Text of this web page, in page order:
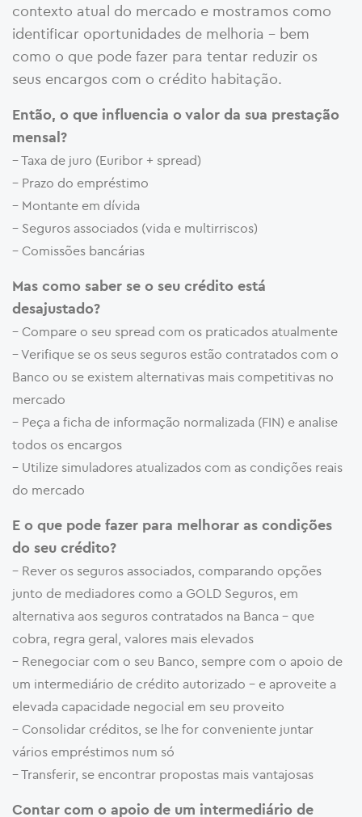
contexto atual do mercado e mostramos como
identificar oportunidades de melhoria – bem
como o que pode fazer para tentar reduzir os
seus encargos com o crédito habitação.
Então, o que influencia o valor da sua prestação
mensal?
– Taxa de juro (Euribor + spread)
– Prazo do empréstimo
– Montante em dívida
– Seguros associados (vida e multirriscos)
– Comissões bancárias
Mas como saber se o seu crédito está
desajustado?
– Compare o seu spread com os praticados atualmente
– Verifique se os seus seguros estão contratados com o
Banco ou se existem alternativas mais competitivas no
mercado
– Peça a ficha de informação normalizada (FIN) e analise
todos os encargos
– Utilize simuladores atualizados com as condições reais
do mercado
E o que pode fazer para melhorar as condições
do seu crédito?
– Rever os seguros associados, comparando opções
junto de mediadores como a GOLD Seguros, em
alternativa aos seguros contratados na Banca – que
cobra, regra geral, valores mais elevados
– Renegociar com o seu Banco, sempre com o apoio de
um intermediário de crédito autorizado – e aproveite a
elevada capacidade negocial em seu proveito
– Consolidar créditos, se lhe for conveniente juntar
vários empréstimos num só
– Transferir, se encontrar propostas mais vantajosas
Contar com o apoio de um intermediário de